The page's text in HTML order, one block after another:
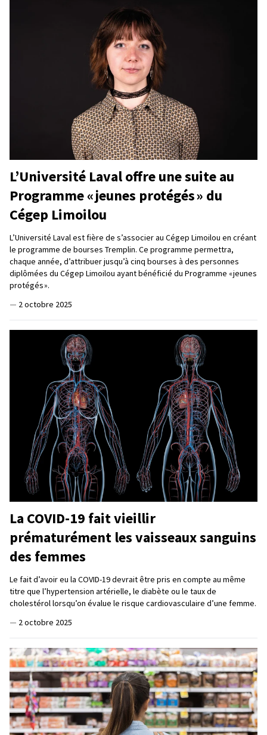
L’Université Laval offre une suite au
Programme « jeunes protégés » du
Cégep Limoilou
L’Université Laval est fière de s’associer au Cégep Limoilou en créant
le programme de bourses Tremplin. Ce programme permettra,
chaque année, d’attribuer jusqu’à cinq bourses à des personnes
diplômées du Cégep Limoilou ayant bénéficié du Programme « jeunes
protégés ».
— 2 octobre 2025
La COVID-19 fait vieillir
prématurément les vaisseaux sanguins
des femmes
Le fait d’avoir eu la COVID-19 devrait être pris en compte au même
titre que l’hypertension artérielle, le diabète ou le taux de
cholestérol lorsqu’on évalue le risque cardiovasculaire d’une femme.
— 2 octobre 2025